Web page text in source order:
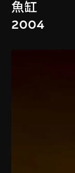
魚缸
2004